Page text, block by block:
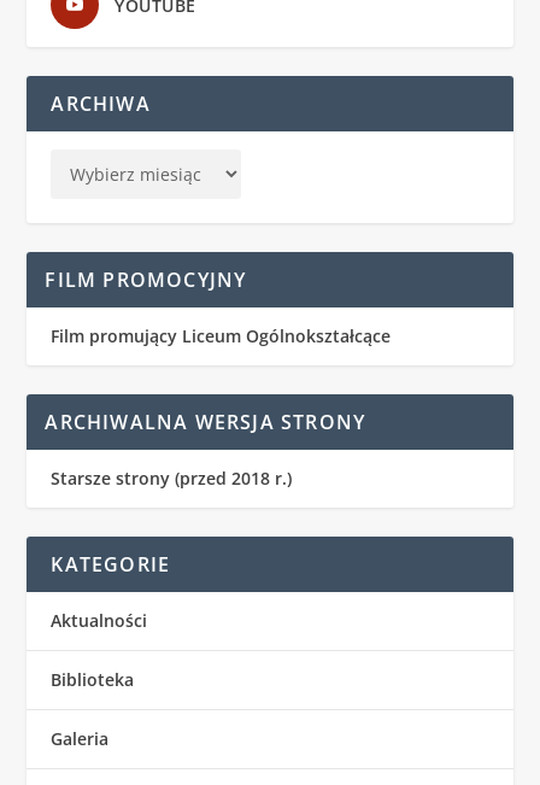
YOUTUBE
ARCHIWA
FILM PROMOCYJNY
Film promujący Liceum Ogólnokształcące
ARCHIWALNA WERSJA STRONY
Starsze strony (przed 2018 r.)
KATEGORIE
Aktualności
Biblioteka
Galeria